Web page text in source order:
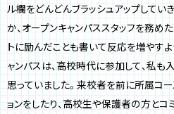
ル欄をどんどんブラッシュアップしてい
か、オープンキャンパススタッフを務め
トに励んだことも書いて反応を増やす
ャンパスは、高校時代に参加して、私も
思っていました。来校者を前に所属コ
ョンをしたり、高校生や保護者の方とコ